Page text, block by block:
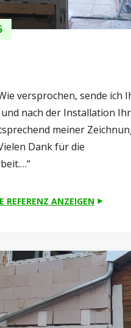
versprochen, sende ich
nach der Installation
meiner
Dank für die
REFERENZ ANZEIGEN